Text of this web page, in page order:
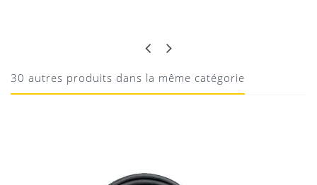
10/08/2020
30 autres produits dans la même catégorie